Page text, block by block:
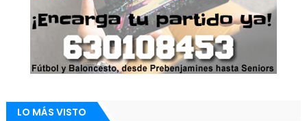
LO MÁS VISTO